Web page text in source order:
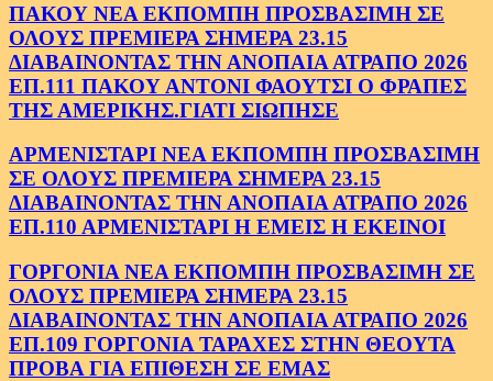
ΠΑΚΟΥ ΝΕΑ ΕΚΠΟΜΠΗ ΠΡΟΣΒΑΣΙΜΗ ΣΕ
ΟΛΟΥΣ ΠΡΕΜΙΕΡΑ ΣΗΜΕΡΑ 23.15
ΔΙΑΒΑΙΝΟΝΤΑΣ ΤΗΝ ΑΝΟΠΑΙΑ ΑΤΡΑΠΟ 2026
ΕΠ.111 ΠΑΚΟΥ ΑΝΤΟΝΙ ΦΑΟΥΤΣΙ Ο ΦΡΑΠΕΣ
ΤΗΣ ΑΜΕΡΙΚΗΣ.ΓΙΑΤΙ ΣΙΩΠΗΣΕ
ΑΡΜΕΝΙΣΤΑΡΙ ΝΕΑ ΕΚΠΟΜΠΗ ΠΡΟΣΒΑΣΙΜΗ
ΣΕ ΟΛΟΥΣ ΠΡΕΜΙΕΡΑ ΣΗΜΕΡΑ 23.15
ΔΙΑΒΑΙΝΟΝΤΑΣ ΤΗΝ ΑΝΟΠΑΙΑ ΑΤΡΑΠΟ 2026
ΕΠ.110 ΑΡΜΕΝΙΣΤΑΡΙ Η ΕΜΕΙΣ Η ΕΚΕΙΝΟΙ
ΓΟΡΓΟΝΙΑ ΝΕΑ ΕΚΠΟΜΠΗ ΠΡΟΣΒΑΣΙΜΗ ΣΕ
ΟΛΟΥΣ ΠΡΕΜΙΕΡΑ ΣΗΜΕΡΑ 23.15
ΔΙΑΒΑΙΝΟΝΤΑΣ ΤΗΝ ΑΝΟΠΑΙΑ ΑΤΡΑΠΟ 2026
ΕΠ.109 ΓΟΡΓΟΝΙΑ ΤΑΡΑΧΕΣ ΣΤΗΝ ΘΕΟΥΤΑ
ΠΡΟΒΑ ΓΙΑ ΕΠΙΘΕΣΗ ΣΕ ΕΜΑΣ